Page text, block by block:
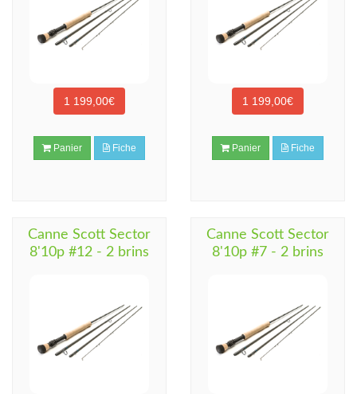
1 199,00€
Panier Fiche
1 199,00€
Panier Fiche
Canne Scott Sector
8'10p #12 - 2 brins
Canne Scott Sector
8'10p #7 - 2 brins